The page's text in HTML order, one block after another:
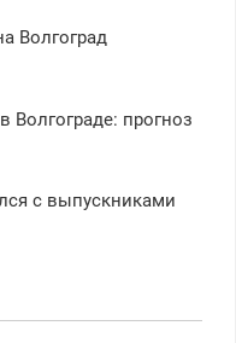
Волгоград
Волгограде: прогноз
с выпускниками